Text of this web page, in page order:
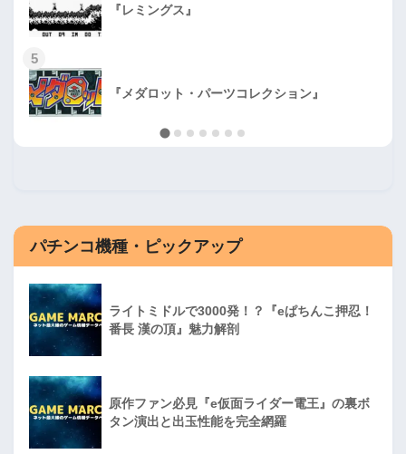
『レミングス』
5
『メダロット・パーツコレクション』
パチンコ機種・ピックアップ
ライトミドルで3000発！？『eぱちんこ押忍！
番長 漢の頂』魅力解剖
原作ファン必見『e仮面ライダー電王』の裏ボ
タン演出と出玉性能を完全網羅